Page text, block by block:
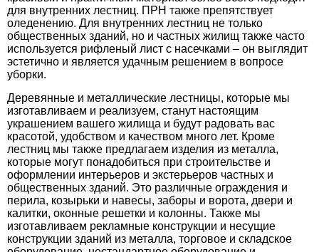
для внутренних лестниц. ПРН также препятствует
оледенению. Для внутренних лестниц не только
общественных зданий, но и частных жилищ также часто
используется рифленый лист с насечками – он выглядит
эстетично и является удачным решением в вопросе
уборки.
Деревянные и металлические лестницы, которые мы
изготавливаем и реализуем, станут настоящим
украшением вашего жилища и будут радовать вас
красотой, удобством и качеством много лет. Кроме
лестниц мы также предлагаем изделия из металла,
которые могут понадобиться при строительстве и
оформлении интерьеров и экстерьеров частных и
общественных зданий. Это различные ограждения и
перила, козырьки и навесы, заборы и ворота, двери и
калитки, оконные решетки и колонны. Также мы
изготавливаем рекламные конструкции и несущие
конструкции зданий из металла, торговое и складское